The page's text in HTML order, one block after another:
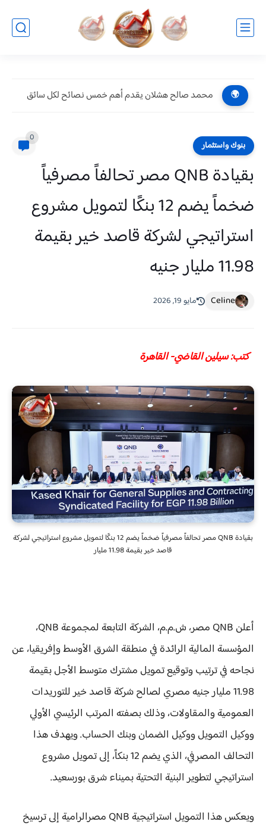
🌍
بنوك واستثمار
0
بقيادة QNB مصر تحالفاً مصرفياً
ضخماً يضم 12 بنكًا لتمويل مشروع
استراتيجي لشركة قاصد خير بقيمة
11.98 مليار جنيه
Celine مايو 19, 2026
كتب: سيلين القاضي- القاهرة
بقيادة QNB مصر تحالفاً مصرفياً ضخماً يضم 12 بنكًا لتمويل مشروع استراتيجي لشركة
قاصد خير بقيمة 11.98 مليار
أعلن QNB مصر، ش.م.م، الشركة التابعة لمجموعة QNB،
المؤسسة المالية الرائدة في منطقة الشرق الأوسط وإفريقيا، عن
نجاحه في ترتيب وتوقيع تمويل مشترك متوسط الأجل بقيمة
11.98 مليار جنيه مصري لصالح شركة قاصد خير للتوريدات
العمومية والمقاولات، وذلك بصفته المرتب الرئيسي الأولي
ووكيل التمويل ووكيل الضمان وبنك الحساب. ويهدف هذا
التحالف المصرفي، الذي يضم 12 بنكاً، إلى تمويل مشروع
استراتيجي لتطوير البنية التحتية بميناء شرق بورسعيد.
ويعكس هذا التمويل استراتيجية QNB مصرالرامية إلى ترسيخ